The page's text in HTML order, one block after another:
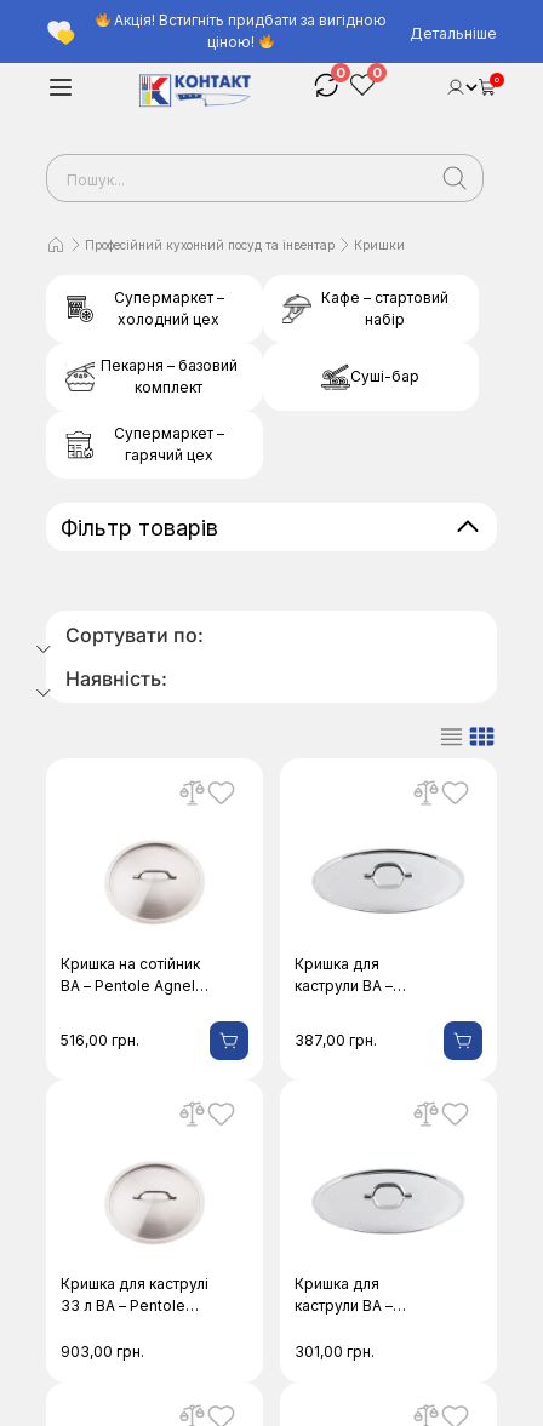
Акція! Встигніть придбати за вигідною
ціною!
Детальніше
0 0 0
Професійний кухонний посуд та інвентар Кришки
Фільтр товарів
Супермаркет –
холодний цех
Кафе – стартовий
набір
Пекарня – базовий
комплект
Суші-бар
Супермаркет –
гарячий цех
Сортувати по:
Наявність:
Кришка на сотійник
BA – Pentole Agnelli
516,00грн.
Кришка для
каструли BA –
387,00грн.
Кришка для каструлі
33 л BA – Pentole
903,00грн.
Кришка для
каструли BA –
24
301,00грн.